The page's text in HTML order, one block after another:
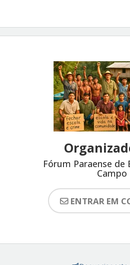
Fórum Paraense de
Campo
ENTRAR EM